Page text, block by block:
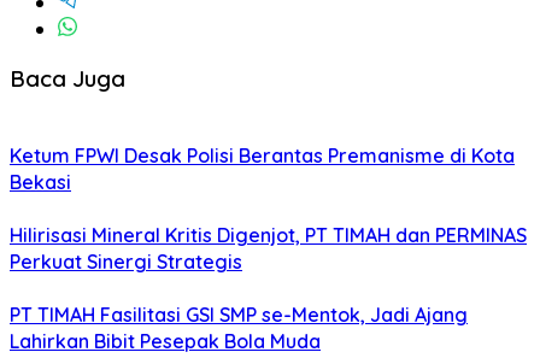
Baca Juga
Ketum FPWI Desak Polisi Berantas Premanisme di Kota
Bekasi
Hilirisasi Mineral Kritis Digenjot, PT TIMAH dan PERMINAS
Perkuat Sinergi Strategis
PT TIMAH Fasilitasi GSI SMP se-Mentok, Jadi Ajang
Lahirkan Bibit Pesepak Bola Muda